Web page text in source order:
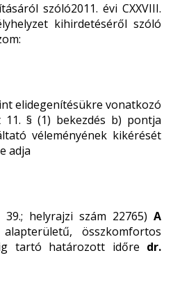
szóló2011. évi CXXVIII.
kihirdetéséről szóló
elidegenítésükre vonatkozó
11. § (1) bekezdés b) pontja
véleményének kikérését
adja
helyrajzi szám 22765) A
összkomfortos
tartó határozott időre dr.